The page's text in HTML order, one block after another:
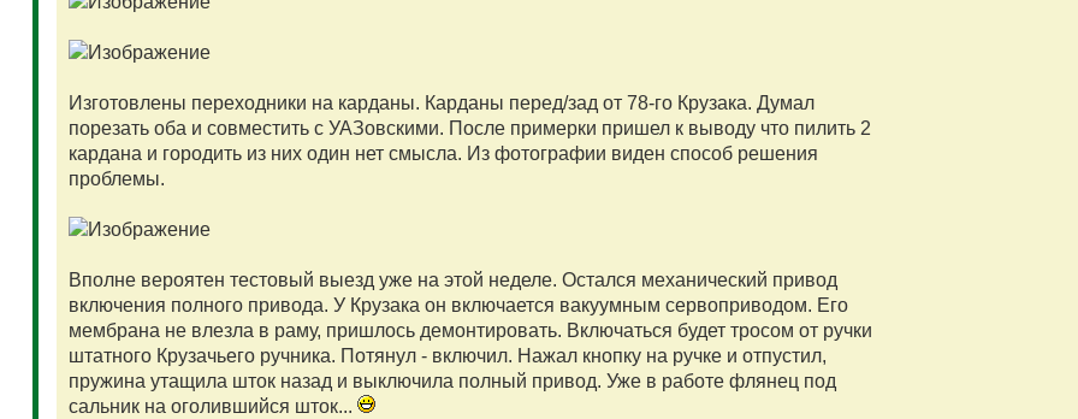
Изготовлены переходники на карданы. Карданы перед/зад от 78-го Крузака. Думал
порезать оба и совместить с УАЗовскими. После примерки пришел к выводу что пилить 2
кардана и городить из них один нет смысла. Из фотографии виден способ решения
проблемы.
Вполне вероятен тестовый выезд уже на этой неделе. Остался механический привод
включения полного привода. У Крузака он включается вакуумным сервоприводом. Его
мембрана не влезла в раму, пришлось демонтировать. Включаться будет тросом от ручки
штатного Крузачьего ручника. Потянул - включил. Нажал кнопку на ручке и отпустил,
пружина утащила шток назад и выключила полный привод. Уже в работе флянец под
сальник на оголившийся шток...